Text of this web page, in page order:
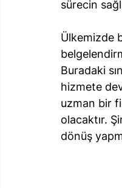
sürecin
Ülkemizde
Buradaki
hizmete
uzman bir
olacaktır.
dönüş